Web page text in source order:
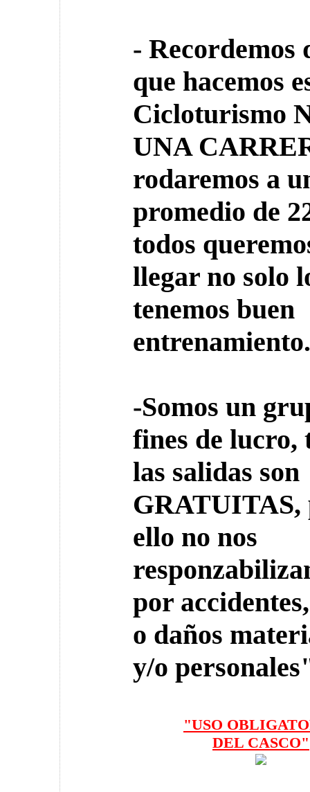
- Recordemos
que hacemos
Cicloturismo
UNA
rodaremos a
promedio de
todos
llegar no solo
tenemos buen
entrenamiento.
-Somos un
fines de lucro,
las salidas son
GRATUITAS,
ello no nos
por
o daños
y/o
"USO
DEL CASCO"